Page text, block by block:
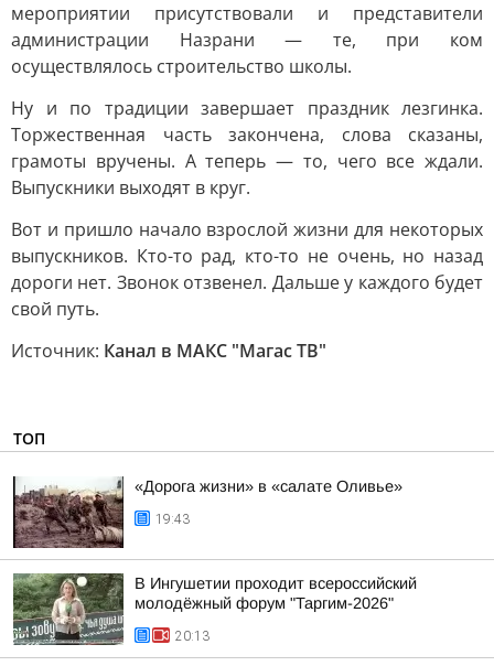
мероприятии присутствовали и представители
администрации Назрани — те, при ком
осуществлялось строительство школы.
Ну и по традиции завершает праздник лезгинка.
Торжественная часть закончена, слова сказаны,
грамоты вручены. А теперь — то, чего все ждали.
Выпускники выходят в круг.
Вот и пришло начало взрослой жизни для некоторых
выпускников. Кто-то рад, кто-то не очень, но назад
дороги нет. Звонок отзвенел. Дальше у каждого будет
свой путь.
Источник: Канал в МАКС "Магас ТВ"
ТОП
«Дорога жизни» в «салате Оливье»
19:43
В Ингушетии проходит всероссийский
молодёжный форум "Таргим-2026"
20:13